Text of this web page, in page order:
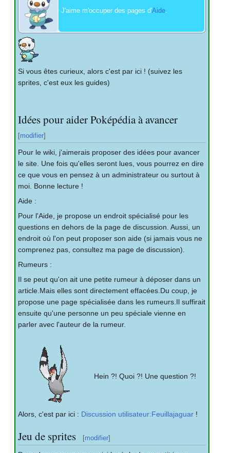
J'aime m'occuper des pages d'Aide.
Si vous êtes curieux, alors c'est par ici ! (suivez les
sprites, c'est eux les guides)
Idées pour aider Poképédia à avancer
[modifier]
Pour le wiki, j'aimerais proposer des idées pour avancer
le site. Une fois qu'elles seront lues, vous pourrez en dire
ce que vous en pensez à un administrateur ou surtout à
moi. Bonne lecture !
Aide :
Pour l'Aide, je propose un endroit spécialisé pour les
questions en dehors de la page de discussion. Aussi, un
endroit où l'on peut proposer son aide (si jamais vous ne
comprenez pas, consultez ma page de discussion).
Rumeurs :
Il se peut qu'on ait une petite rumeur à déposer dans un
article.Mais elles sont directement effacées.Du coup, je
propose une page spécialisée dans les rumeurs.Il suffirait
ensuite qu'une personne un peu spéciale vienne en
parler avec l'auteur de la rumeur.
Hein ?! Quoi ?! Une question ?!
Alors, c'est par ici : Discussion utilisateur:Feuillajaguar !
Jeu de sprites [modifier]